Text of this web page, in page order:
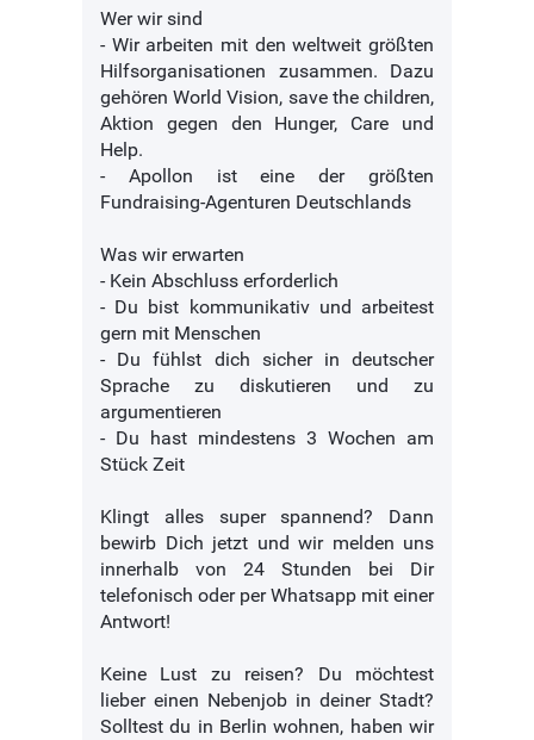
Wer wir sind
- Wir arbeiten mit den weltweit größten
Hilfsorganisationen zusammen. Dazu
gehören World Vision, save the children,
Aktion gegen den Hunger, Care und
Help.
- Apollon ist eine der größten
Fundraising-Agenturen Deutschlands
Was wir erwarten
- Kein Abschluss erforderlich
- Du bist kommunikativ und arbeitest
gern mit Menschen
- Du fühlst dich sicher in deutscher
Sprache zu diskutieren und zu
argumentieren
- Du hast mindestens 3 Wochen am
Stück Zeit
Klingt alles super spannend? Dann
bewirb Dich jetzt und wir melden uns
innerhalb von 24 Stunden bei Dir
telefonisch oder per Whatsapp mit einer
Antwort!
Keine Lust zu reisen? Du möchtest
lieber einen Nebenjob in deiner Stadt?
Solltest du in Berlin wohnen, haben wir